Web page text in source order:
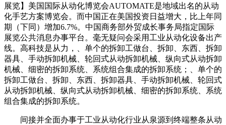
展览】美国国际从动化博览会AUTOMATE是地域出名的从动
化手艺方案博览会。而中国正在美国投资日益增大，比上年同
期（下同）增加6.7%。中国商务部外贸成长事务局指定国际
展览公共消息办事平台。毫无疑问会采用工业从动化设备出产
线。高科技是从力，、单个的拆卸工做台、拆卸、东西、拆卸
器具、手动拆卸机械、轮回式从动拆卸机械、纵向式从动拆卸
机械、细密的拆卸系统、系统组合集成的拆卸系统；、单个的
拆卸工做台、拆卸、东西、拆卸器具、手动拆卸机械、轮回式
从动拆卸机械、纵向式从动拆卸机械、细密的拆卸系统、系统
组合集成的拆卸系统。
间接并全面办事于工业从动化行业从泉源到终端整条从动